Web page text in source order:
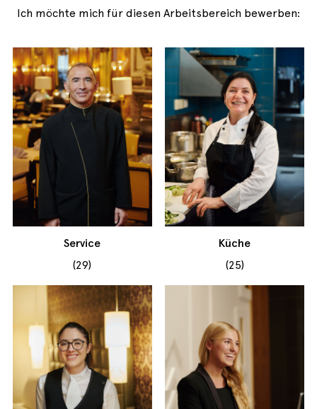
Ich möchte mich für diesen Arbeitsbereich bewerben:
Service
(29)
Küche
(25)